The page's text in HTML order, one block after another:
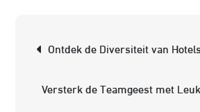
Ontdek de Diversiteit van
Versterk de Teamgeest met